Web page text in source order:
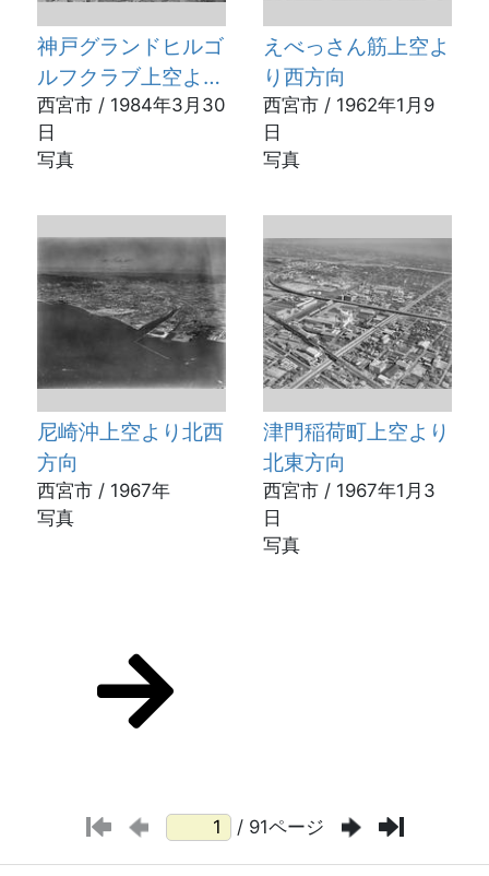
神戸グランドヒルゴ
ルフクラブ上空より
南方向
西宮市 / 1984年3月30
日
写真
えべっさん筋上空よ
り西方向
西宮市 / 1962年1月9
日
写真
尼崎沖上空より北西
方向
西宮市 / 1967年
写真
津門稲荷町上空より
北東方向
西宮市 / 1967年1月3
日
写真
/ 91ページ